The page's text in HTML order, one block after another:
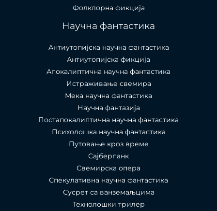
Фолклорна фикција
Научна фантастика
Антиутопијска научна фантастика
Антиутопијска фикција
Апокалиптична научна фантастика
Истраживање свемира
Мека научна фантастика
Научна фантазија
Постапокалиптична научна фантастика
Психолошка научна фантастика
Путовање кроз време
Сајберпанк
Свемирска опера
Спекулативна научна фантастика
Сусрет са ванземаљцима
Технолошки трилер